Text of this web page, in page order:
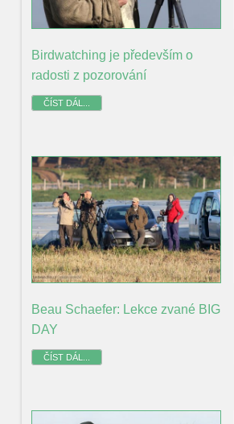
Birdwatching je především o
radosti z pozorování
ČÍST DÁL...
Beau Schaefer: Lekce zvané BIG
DAY
ČÍST DÁL...